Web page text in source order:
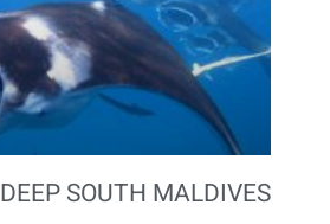
DEEP SOUTH MALDIVES
Typically replies within a day
16:50